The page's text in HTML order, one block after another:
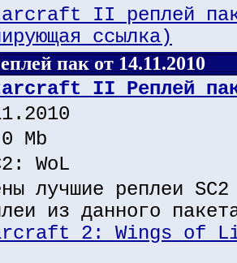
II реплей
ссылка)
пак от 14.11.2010
II Реплей
Mb
WoL
лучшие реплеи
из данного
2: Wings of